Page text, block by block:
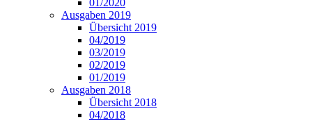
01/2020
Ausgaben 2019
Übersicht 2019
04/2019
03/2019
02/2019
01/2019
Ausgaben 2018
Übersicht 2018
04/2018